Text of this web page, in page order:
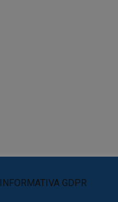
INFORMATIVA GDPR